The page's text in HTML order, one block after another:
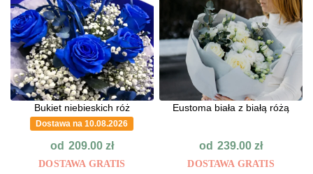
Bukiet niebieskich róż
Dostawa na 10.08.2026
od 209.00 zł
DOSTAWA GRATIS
Eustoma biała z białą różą
od 239.00zł
DOSTAWA GRATIS